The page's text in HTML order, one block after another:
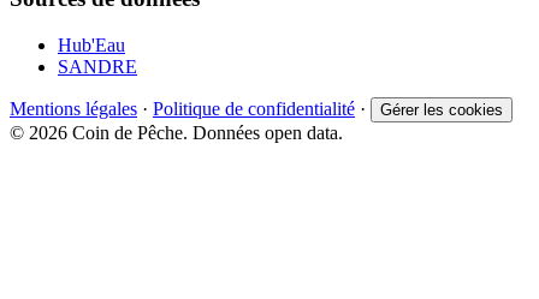
Hub'Eau
SANDRE
Mentions légales · Politique de confidentialité · Gérer les cookies
© 2026 Coin de Pêche. Données open data.